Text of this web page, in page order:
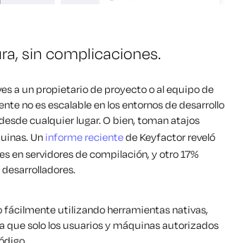
sin complicaciones.
a un propietario de proyecto o al equipo de
no es escalable en los entornos de desarrollo
cualquier lugar. O bien, toman atajos
Un informe recientede Keyfactor reveló
en servidores de compilación, y otro 17%
fácilmente utilizando herramientas nativas,
solo los usuarios y máquinas autorizados